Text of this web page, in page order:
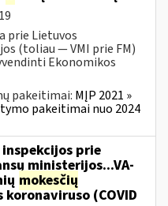
prie Lietuvos
(toliau — VMI prie FM)
Ekonomikos
pakeitimai: MĮP 2021 »
pakeitimai nuo 2024
inspekcijos prie
ministerijos...VA-
mokesčių
(COVID